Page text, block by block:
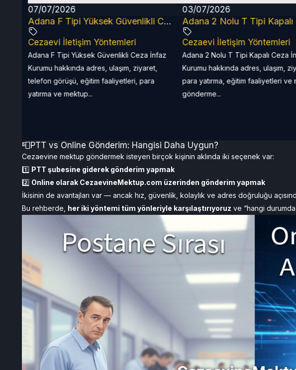
07/07/2026
Adana F Tipi Yüksek Güvenlikli Cezaevi (Kürkçüler) 2026 Rehberi
Cezaevi İletişim Yöntemleri
Adana F Tipi Yüksek Güvenlikli Ceza İnfaz
Kurumu hakkında adres, ulaşım, ziyaret,
telefon görüşü, eğitim faaliyetleri, para
yatırma ve mektup...
03/07/2026
Cezaevi İletişim Yöntemleri
Adana 2 Nolu T Tipi Kapalı Ceza
Kurumu hakkında adres, ulaşım,
para yatırma, eğitim faaliyetleri ve
gönderme...
📮PTT vs Online Gönderim: Hangisi Daha Uygun?
Cezaevine mektup göndermek isteyen birçok kişinin aklında iki seçenek var:
1️⃣ PTT şubesine giderek gönderim yapmak
2️⃣ Online olarak CezaevineMektup.com üzerinden gönderim yapmak
İkisinin de avantajları var — ancak hız, güvenlik, kolaylık ve adres doğruluğu
Bu rehberde, her iki yöntemi tüm yönleriyle karşılaştırıyoruz ve “hangi